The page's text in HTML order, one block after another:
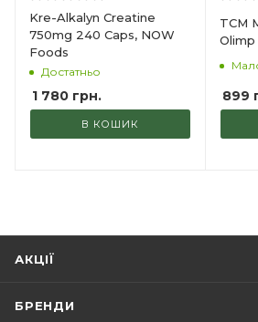
Kre-Alkalyn Creatine
750mg 240 Caps, NOW
Foods
Достатньо
1 780 грн.
В КОШИК
TCM
Olimp
899
АКЦІЇ
БРЕНДИ